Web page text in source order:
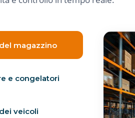
magazzino
e congelatori
veicoli